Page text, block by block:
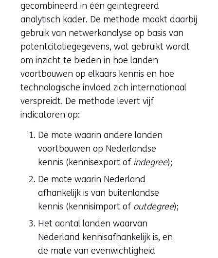
gecombineerd in één geïntegreerd
analytisch kader. De methode maakt daarbij
gebruik van netwerkanalyse op basis van
patentcitatiegegevens, wat gebruikt wordt
om inzicht te bieden in hoe landen
voortbouwen op elkaars kennis en hoe
technologische invloed zich internationaal
verspreidt. De methode levert vijf
indicatoren op:
De mate waarin andere landen
voortbouwen op Nederlandse
kennis (kennisexport of indegree);
De mate waarin Nederland
afhankelijk is van buitenlandse
kennis (kennisimport of outdegree);
Het aantal landen waarvan
Nederland kennisafhankelijk is, en
de mate van evenwichtigheid